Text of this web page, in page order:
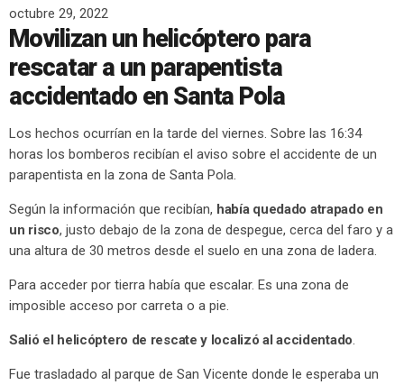
octubre 29, 2022
Movilizan un helicóptero para
rescatar a un parapentista
accidentado en Santa Pola
Los hechos ocurrían en la tarde del viernes. Sobre las 16:34
horas los bomberos recibían el aviso sobre el accidente de un
parapentista en la zona de Santa Pola.
Según la información que recibían, había quedado atrapado en
un risco, justo debajo de la zona de despegue, cerca del faro y a
una altura de 30 metros desde el suelo en una zona de ladera.
Para acceder por tierra había que escalar. Es una zona de
imposible acceso por carreta o a pie.
Salió el helicóptero de rescate y localizó al accidentado.
Fue trasladado al parque de San Vicente donde le esperaba un